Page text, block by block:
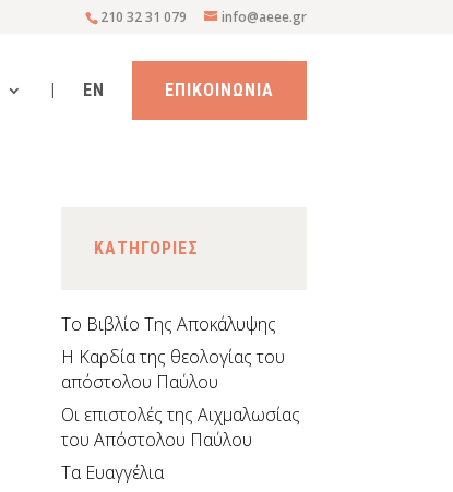
210 32 31 079 info@aeee.gr
| EN ΕΠΙΚΟΙΝΩΝΙΑ
KΑΤΗΓΟΡΙΕΣ
Το Βιβλίο Της Αποκάλυψης
H Καρδία της θεολογίας του
απόστολου Παύλου
Οι επιστολές της Αιχμαλωσίας
του Απόστολου Παύλου
Τα Ευαγγέλια